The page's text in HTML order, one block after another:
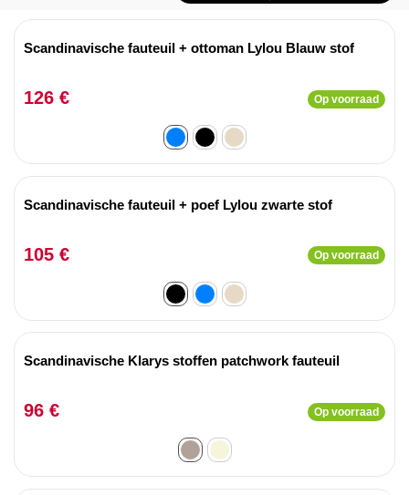
Scandinavische fauteuil + ottoman Lylou Blauw stof
126 € Op voorraad
Scandinavische fauteuil + poef Lylou zwarte stof
105 € Op voorraad
Scandinavische Klarys stoffen patchwork fauteuil
96 € Op voorraad